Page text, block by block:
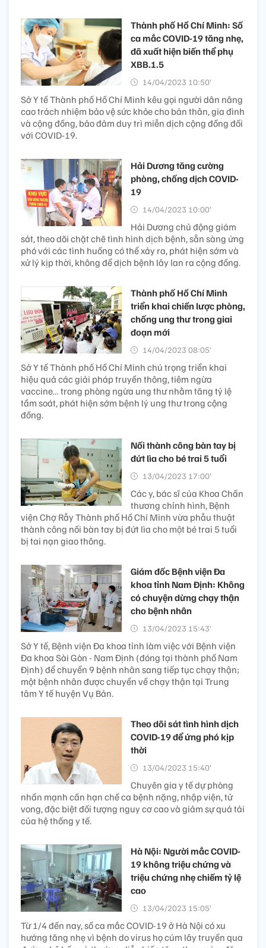
Thành phố Hồ Chí Minh: Số
ca mắc COVID-19 tăng nhẹ,
đã xuất hiện biến thể phụ
XBB.1.5
14/04/2023 10:50’
Sở Y tế Thành phố Hồ Chí Minh kêu gọi người dân nâng
cao trách nhiệm bảo vệ sức khỏe cho bản thân, gia đình
và cộng đồng, bảo đảm duy trì miễn dịch cộng đồng đối
với COVID-19.
Hải Dương tăng cường
phòng, chống dịch COVID-
19
14/04/2023 10:00’
Hải Dương chủ động giám
sát, theo dõi chặt chẽ tình hình dịch bệnh, sẵn sàng ứng
phó với các tình huống có thể xảy ra, phát hiện sớm và
xử lý kịp thời, không để dịch bệnh lây lan ra cộng đồng.
Thành phố Hồ Chí Minh
triển khai chiến lược phòng,
chống ung thư trong giai
đoạn mới
14/04/2023 08:05’
Sở Y tế Thành phố Hồ Chí Minh chú trọng triển khai
hiệu quả các giải pháp truyền thông, tiêm ngừa
vaccine… trong phòng ngừa ung thư nhằm tăng tỷ lệ
tầm soát, phát hiện sớm bệnh lý ung thư trong cộng
đồng.
Nối thành công bàn tay bị
đứt lìa cho bé trai 5 tuổi
13/04/2023 17:00’
Các y, bác sĩ của Khoa Chấn
thương chỉnh hình, Bệnh
viện Chợ Rẫy Thành phố Hồ Chí Minh vừa phẫu thuật
thành công nối bàn tay bị đứt lìa cho một bé trai 5 tuổi
bị tai nạn giao thông.
Giám đốc Bệnh viện Đa
khoa tỉnh Nam Định: Không
có chuyện dừng chạy thận
cho bệnh nhân
13/04/2023 15:43’
Sở Y tế, Bệnh viện Đa khoa tỉnh làm việc với Bệnh viện
Đa khoa Sài Gòn - Nam Định (đóng tại thành phố Nam
Định) để chuyển 9 bệnh nhân sang tiếp tục chạy thận;
một bệnh nhân được chuyển về chạy thận tại Trung
tâm Y tế huyện Vụ Bản.
Theo dõi sát tình hình dịch
COVID-19 để ứng phó kịp
thời
13/04/2023 15:40’
Chuyên gia y tế dự phòng
nhấn mạnh cần hạn chế ca bệnh nặng, nhập viện, tử
vong, đặc biệt đối tượng nguy cơ cao và giảm sự quá tải
của hệ thống y tế.
Hà Nội: Người mắc COVID-
19 không triệu chứng và
triệu chứng nhẹ chiếm tỷ lệ
cao
13/04/2023 15:05’
Từ 1/4 đến nay, số ca mắc COVID-19 ở Hà Nội có xu
hướng tăng nhẹ vì bệnh do virus họ cúm lây truyền qua